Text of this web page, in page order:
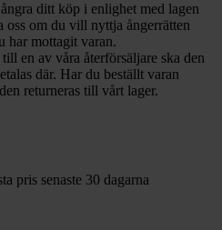
ditt köp i enlighet med lagen
oss om du vill nyttja ångerrätten
har mottagit varan.
en av våra återförsäljare ska den
där. Har du beställt varan
returneras till vårt lager.
pris senaste 30 dagarna